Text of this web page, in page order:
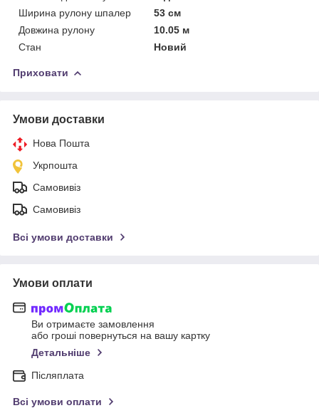
Ширина рулону шпалер
53 см
Довжина рулону
10.05 м
Стан
Новий
Приховати
Умови доставки
Нова Пошта
Укрпошта
Самовивіз
Самовивіз
Всі умови доставки
Умови оплати
Ви отримаєте замовлення
або гроші повернуться на вашу картку
Детальніше
Післяплата
Всі умови оплати